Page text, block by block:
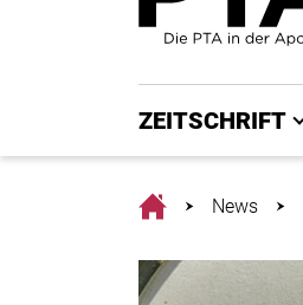
ZEITSCHRIFT
HomeNews